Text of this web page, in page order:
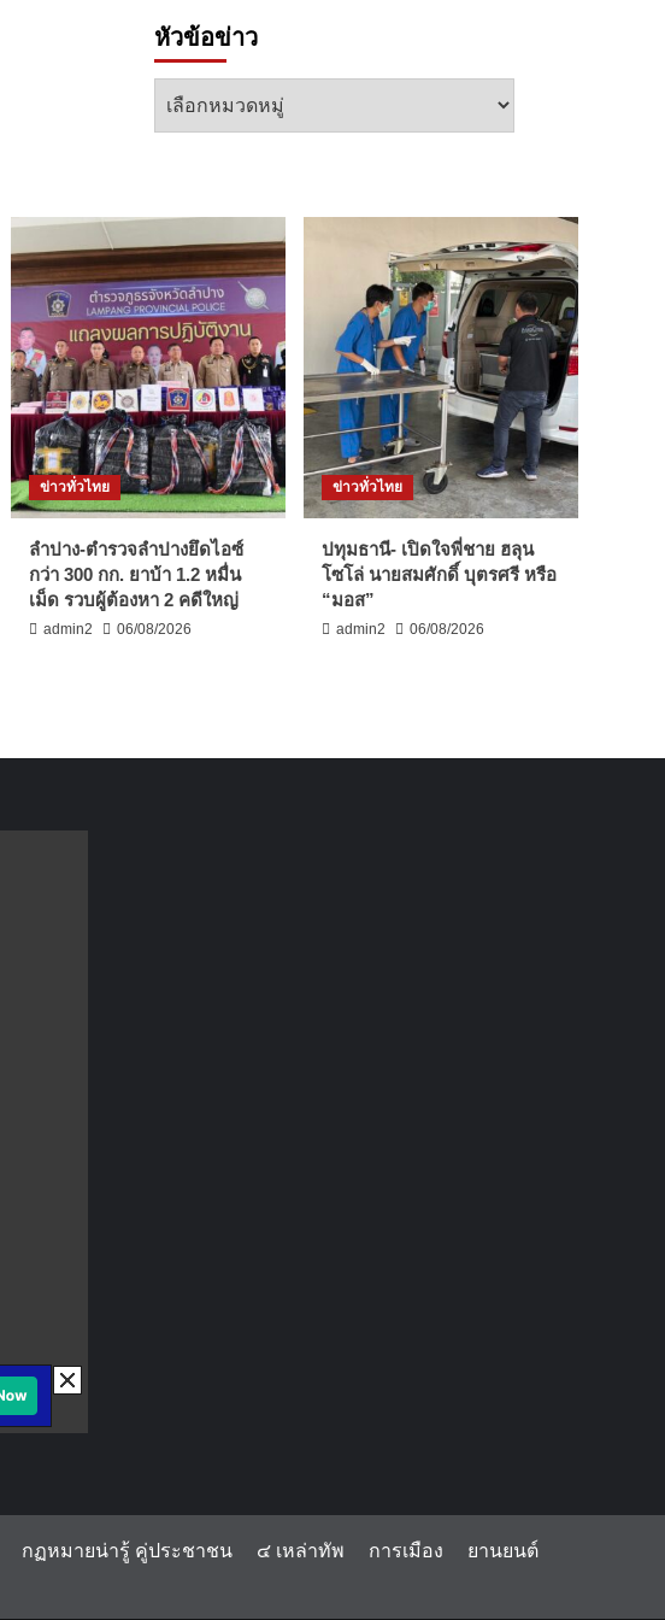
หัวข้อข่าว
หัวข้อ
ข่าวทั่วไทย
ลำปาง-ตำรวจลำปางยึดไอซ์
กว่า 300 กก. ยาบ้า 1.2 หมื่น
เม็ด รวบผู้ต้องหา 2 คดีใหญ่
admin2 06/08/2026
ข่าวทั่วไทย
ปทุมธานี- เปิดใจพี่ชาย ฮลุน
โซโล่ นายสมศักดิ์ บุตรศรี หรือ
“มอส”
admin2 06/08/2026
กฏหมายน่ารู้ คู่ประชาชน ๔ เหล่าทัพ การเมือง
ยานยนต์